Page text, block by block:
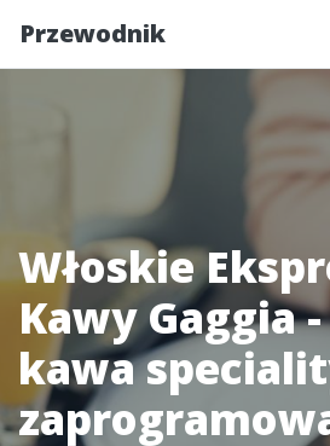
Przewodnik
Włoskie
Kawy Gaggia
kawa